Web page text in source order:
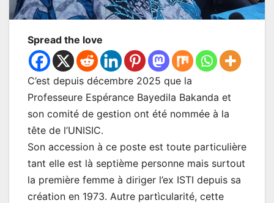
Spread the love
C’est depuis décembre 2025 que la
Professeure Espérance Bayedila Bakanda et
son comité de gestion ont été nommée à la
tête de l’UNISIC.
Son accession à ce poste est toute particulière
tant elle est là septième personne mais surtout
la première femme à diriger l’ex ISTI depuis sa
création en 1973. Autre partìcularité, cette